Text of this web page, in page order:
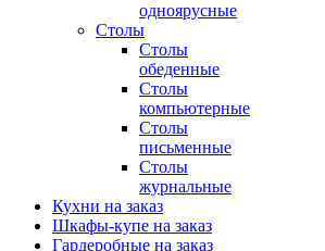
одноярусные
Столы
Столы
обеденные
Столы
компьютерные
Столы
письменные
Столы
журнальные
Кухни на заказ
Шкафы-купе на заказ
Гардеробные на заказ